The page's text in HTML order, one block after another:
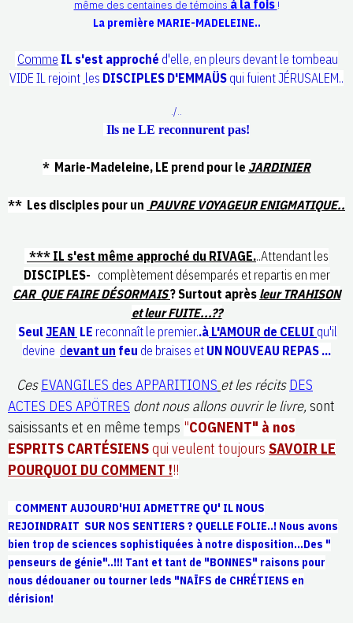
même des centaines de témoins à la fois !
La première MARIE-MADELEINE..
Comme IL s'est approché d'elle, en pleurs devant le tombeau
VIDE IL rejoint les DISCIPLES D'EMMAÜS qui fuient JÉRUSALEM..
./..
Ils ne LE reconnurent pas!
* Marie-Madeleine, LE prend pour le JARDINIER
** Les disciples pour un PAUVRE VOYAGEUR ENIGMATIQUE..
*** IL s'est même approché du RIVAGE...Attendant les
DISCIPLES- complètement désemparés et repartis en mer
CAR QUE FAIRE DÉSORMAIS? Surtout après leur TRAHISON
et leur FUITE...??
SeulJEAN LE reconnaît le premier..à L'AMOUR de CELUI qu'il
devine devant un feu de braises et UN NOUVEAU REPAS ...
CesEVANGILES des APPARITIONS et les récits DES
ACTES DES APÖTRES dont nous allons ouvrir le livre, sont
saisissants et en même temps "COGNENT" à nos
ESPRITS CARTÉSIENSqui veulent toujours SAVOIR LE
POURQUOI DU COMMENT !!!
COMMENT AUJOURD'HUI ADMETTRE QU' IL NOUS
REJOINDRAIT SUR NOS SENTIERS ? QUELLE FOLIE..! Nous avons
bien trop de sciences sophistiquées à notre disposition...Des "
penseurs de génie"..!!! Tant et tant de "BONNES" raisons pour
nous dédouaner ou tourner leds "NAÏFS de CHRÉTIENS en
dérision!